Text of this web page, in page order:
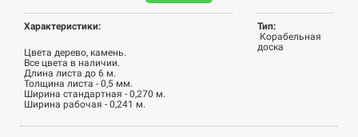
Характеристики:
Цвета дерево, камень.
Все цвета в наличии.
Длина листа до 6 м.
Толщина листа - 0,5 мм.
Ширина стандартная - 0,270 м.
Ширина рабочая - 0,241 м.
Тип:
Корабельная
доска